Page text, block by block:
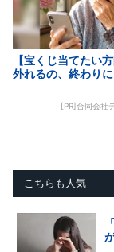
【宝くじ当てたい
外れるの、終わり
[PR]合同会社
こちらも人気